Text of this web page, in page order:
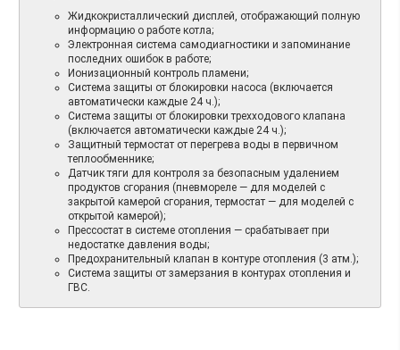
Жидкокристаллический дисплей, отображающий полную
информацию о работе котла;
Электронная система самодиагностики и запоминание
последних ошибок в работе;
Ионизационный контроль пламени;
Система защиты от блокировки насоса (включается
автоматически каждые 24 ч.);
Система защиты от блокировки трехходового клапана
(включается автоматически каждые 24 ч.);
Защитный термостат от перегрева воды в первичном
теплообменнике;
Датчик тяги для контроля за безопасным удалением
продуктов сгорания (пневмореле — для моделей с
закрытой камерой сгорания, термостат — для моделей с
открытой камерой);
Прессостат в системе отопления — срабатывает при
недостатке давления воды;
Предохранительный клапан в контуре отопления (3 атм.);
Система защиты от замерзания в контурах отопления и
ГВС.